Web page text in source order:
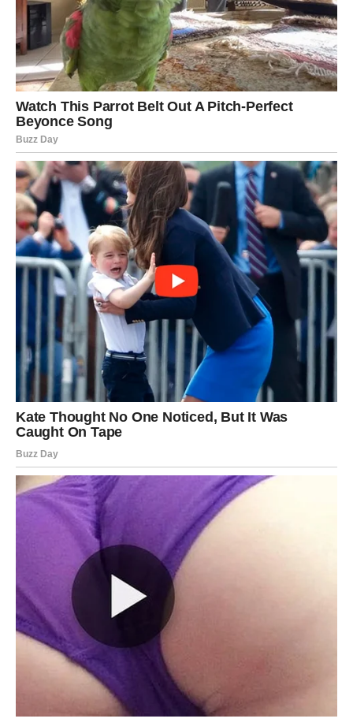
sudbina
Astrologija nas podseća da svaka majkaima svoju posebnu
snagu. Bez obzira na znak, najvažnija stvar u majčinstvu je biti
prisutan, voljeti i pružiti svojoj deci ljubav koja im je potrebna
za rast. Svaka majka, bez obzira na horoskopski znak, stvara
svoju jedinstvenu atmosferu ljubavi i stabilnosti u svom domu.
I dok jemajka Rak
dubinomiintuitivnošću, svaki znak doprinosi na svoj
specifičan način, čineći roditeljstvo najlepšim i najposebnijim
pozivom na svetu.